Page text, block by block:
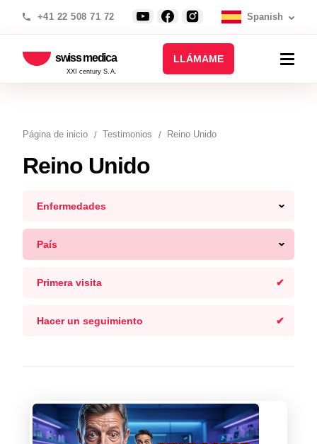
+41 22 508 71 72 Spanish
swiss medica
XXI century S.A.
LLÁMAME
Página de inicio Testimonios Reino Unido
Reino Unido
Enfermedades
País
Primera visita
Hacer un seguimiento